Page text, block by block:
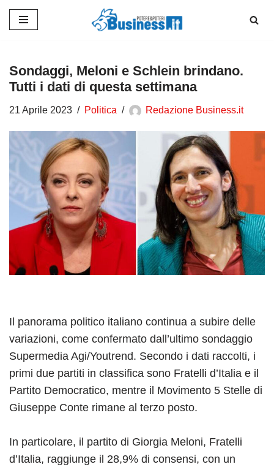
contenuto
Sondaggi, Meloni e Schlein brindano.
Tutti i dati di questa settimana
21 Aprile 2023 Politica Redazione Business.it
Il panorama politico italiano continua a subire delle
variazioni, come confermato dall’ultimo sondaggio
Supermedia Agi/Youtrend. Secondo i dati raccolti, i
primi due partiti in classifica sono Fratelli d’Italia e il
Partito Democratico, mentre il Movimento 5 Stelle di
Giuseppe Conte rimane al terzo posto.
In particolare, il partito di Giorgia Meloni, Fratelli
d’Italia, raggiunge il 28,9% di consensi, con un